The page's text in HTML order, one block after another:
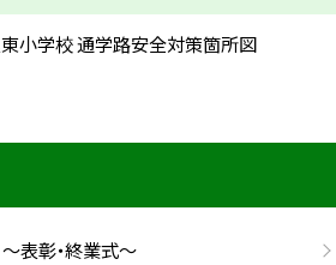
小学校 通学路安全対策箇所図
～表彰・終業式～